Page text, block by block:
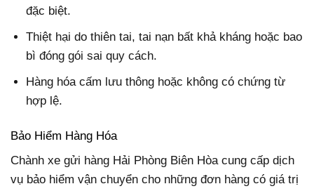
đặc biệt.
Thiệt hại do thiên tai, tai nạn bất khả kháng hoặc bao
bì đóng gói sai quy cách.
Hàng hóa cấm lưu thông hoặc không có chứng từ
hợp lệ.
Bảo Hiểm Hàng Hóa
Chành xe gửi hàng Hải Phòng Biên Hòa cung cấp dịch
vụ bảo hiểm vận chuyển cho những đơn hàng có giá trị